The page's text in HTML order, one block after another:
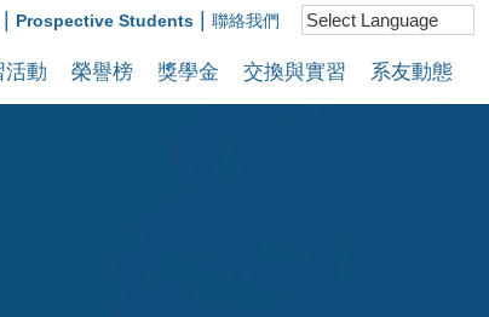
Prospective Students 聯絡我們
活動 榮譽榜 獎學金 交換與實習 系友動態